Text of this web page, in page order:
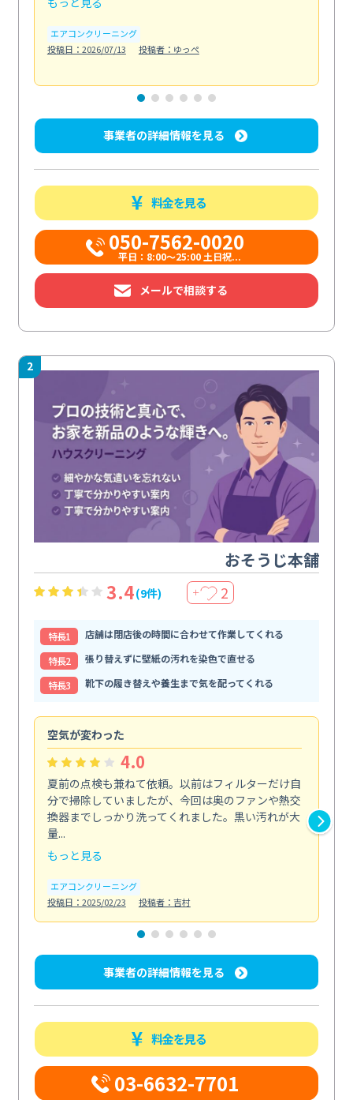
エアコンクリーニング
投稿日：2026/07/13
投稿者：ゆっぺ
事業者の詳細情報を見る
料金を見る
050-7562-0020
平日：8:00〜25:00 土日祝...
メールで相談する
2
おそうじ本舗
3.4(9件) ＋ 2
特⻑1
店舗は閉店後の時間に合わせて作業してくれる
特⻑2
張り替えずに壁紙の汚れを染色で直せる
特⻑3
靴下の履き替えや養生まで気を配ってくれる
空気が変わった
4.0
夏前の点検も兼ねて依頼。以前はフィルターだけ自
分で掃除していましたが、今回は奥のファンや熱交
換器までしっかり洗ってくれました。黒い汚れが大
量...
もっと見る
エアコンクリーニング
投稿日：2025/02/23
投稿者：吉村
事業者の詳細情報を見る
料金を見る
03-6632-7701